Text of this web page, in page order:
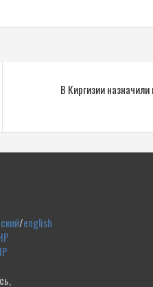
В Киргизии назначили
/english